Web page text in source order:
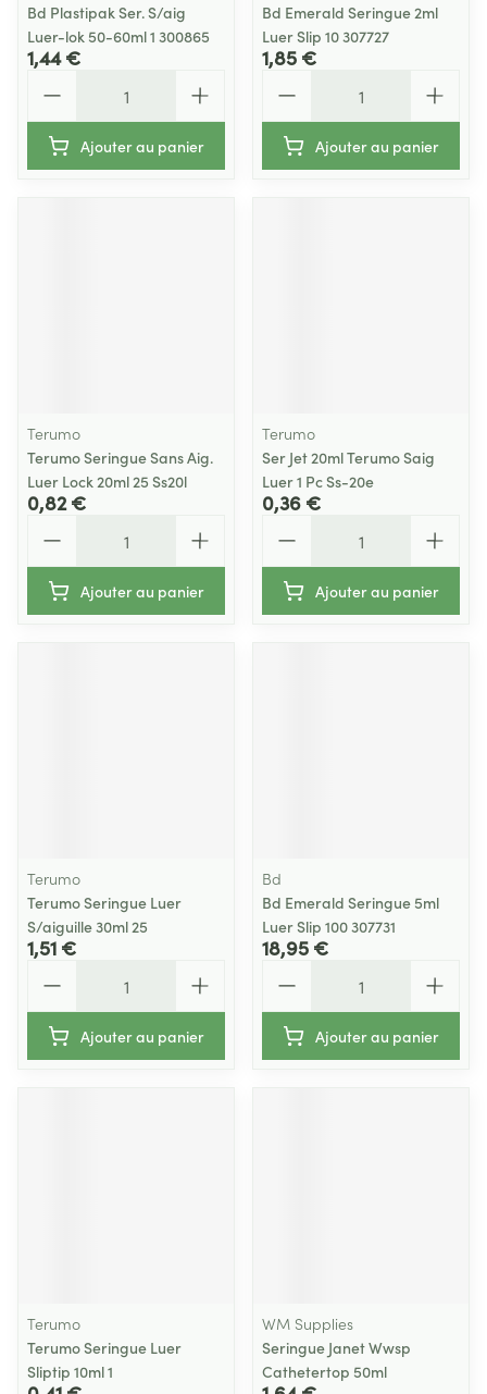
Bd Plastipak Ser. S/aig
Luer-lok 50-60ml 1 300865
1,44 €
Ajouter au panier
Bd Emerald Seringue 2ml
Luer Slip 10 307727
1,85 €
Ajouter au panier
Terumo
Terumo Seringue Sans Aig.
Luer Lock 20ml 25 Ss20l
0,82 €
Ajouter au panier
Terumo
Ser Jet 20ml Terumo Saig
Luer 1 Pc Ss-20e
0,36 €
Ajouter au panier
Terumo
Terumo Seringue Luer
S/aiguille 30ml 25
1,51 €
Ajouter au panier
Bd
Bd Emerald Seringue 5ml
Luer Slip 100 307731
18,95 €
Ajouter au panier
Terumo
Terumo Seringue Luer
Sliptip 10ml 1
WM Supplies
Seringue Janet Wwsp
Cathetertop 50ml